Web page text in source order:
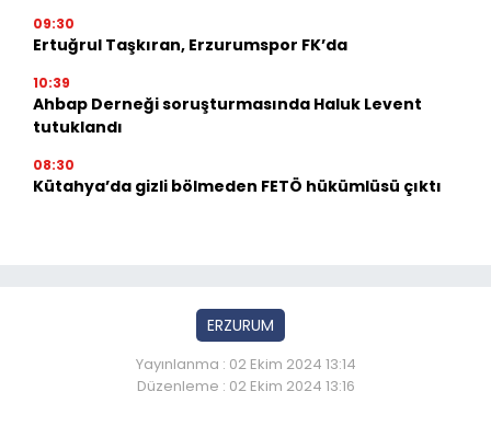
09:30
Ertuğrul Taşkıran, Erzurumspor FK’da
10:39
Ahbap Derneği soruşturmasında Haluk Levent
tutuklandı
08:30
Kütahya’da gizli bölmeden FETÖ hükümlüsü çıktı
ERZURUM
Yayınlanma : 02 Ekim 2024 13:14
Düzenleme : 02 Ekim 2024 13:16